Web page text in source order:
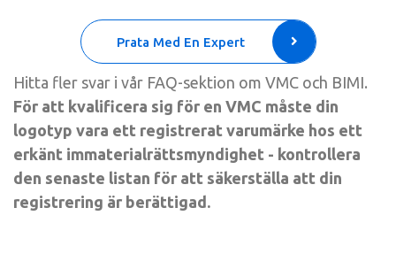
Prata Med En Expert
Hitta fler svar i vår FAQ-sektion om VMC och BIMI.
För att kvalificera sig för en VMC måste din
logotyp vara ett registrerat varumärke hos ett
erkänt immaterialrättsmyndighet - kontrollera
den senaste listan för att säkerställa att din
registrering är berättigad.